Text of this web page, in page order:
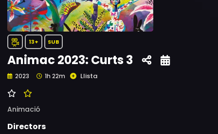
13+ SUB
Animac 2023: Curts 3
2023 1h 22m Llista
Animació
Directors